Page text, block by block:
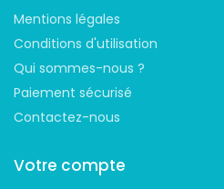
Mentions légales
Conditions d'utilisation
Qui sommes-nous ?
Paiement sécurisé
Contactez-nous
Votre compte